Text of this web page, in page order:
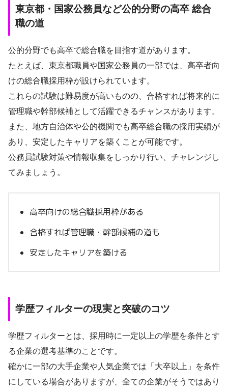
東京都・国家公務員など公的分野の高卒 総合
職の道
公的分野でも高卒で総合職を目指す道があります。
たとえば、東京都職員や国家公務員の一部では、高卒者向
けの総合職採用枠が設けられています。
これらの試験は難易度が高いものの、合格すれば将来的に
管理職や幹部候補として活躍できるチャンスがあります。
また、地方自治体や公的機関でも高卒総合職の採用実績が
あり、安定したキャリアを築くことが可能です。
公務員試験対策や情報収集をしっかり行い、チャレンジし
てみましょう。
高卒向けの総合職採用枠がある
合格すれば管理職・幹部候補の道も
安定したキャリアを築ける
学歴フィルターの現実と突破のコツ
学歴フィルターとは、採用時に一定以上の学歴を条件とす
る企業の選考基準のことです。
確かに一部の大手企業や人気企業では「大卒以上」を条件
にしている場合がありますが、全ての企業がそうではあり